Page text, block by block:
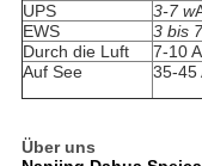
UPS
3-7 w
EWS
3 bis 7
Durch die Luft
7-10
Auf See
35-45
Über uns